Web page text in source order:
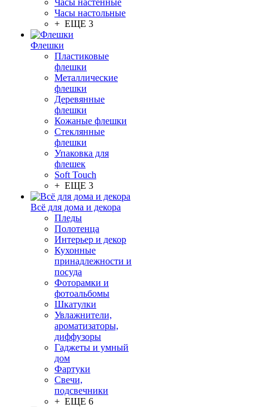
Часы настенные
Часы настольные
+ ЕЩЕ 3
Флешки
Пластиковые
флешки
Металлические
флешки
Деревянные
флешки
Кожаные флешки
Стеклянные
флешки
Упаковка для
флешек
Soft Touch
+ ЕЩЕ 3
Всё для дома и декора
Пледы
Полотенца
Интерьер и декор
Кухонные
принадлежности и
посуда
Фоторамки и
фотоальбомы
Шкатулки
Увлажнители,
ароматизаторы,
диффузоры
Гаджеты и умный
дом
Фартуки
Свечи,
подсвечники
+ ЕЩЕ 6